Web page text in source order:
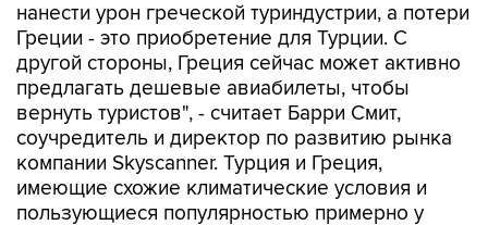
нанести урон греческой туриндустрии, а потери
Греции - это приобретение для Турции. С
другой стороны, Греция сейчас может активно
предлагать дешевые авиабилеты, чтобы
вернуть туристов", - считает Барри Смит,
соучредитель и директор по развитию рынка
компании Skyscanner. Турция и Греция,
имеющие схожие климатические условия и
пользующиеся популярностью примерно у